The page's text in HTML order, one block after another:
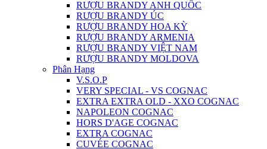
RƯỢU BRANDY ANH QUỐC
RƯỢU BRANDY ÚC
RƯỢU BRANDY HOA KỲ
RƯỢU BRANDY ARMENIA
RƯỢU BRANDY VIỆT NAM
RƯỢU BRANDY MOLDOVA
Phân Hạng
V.S.O.P
VERY SPECIAL - VS COGNAC
EXTRA EXTRA OLD - XXO COGNAC
NAPOLEON COGNAC
HORS D'AGE COGNAC
EXTRA COGNAC
CUVÉE COGNAC